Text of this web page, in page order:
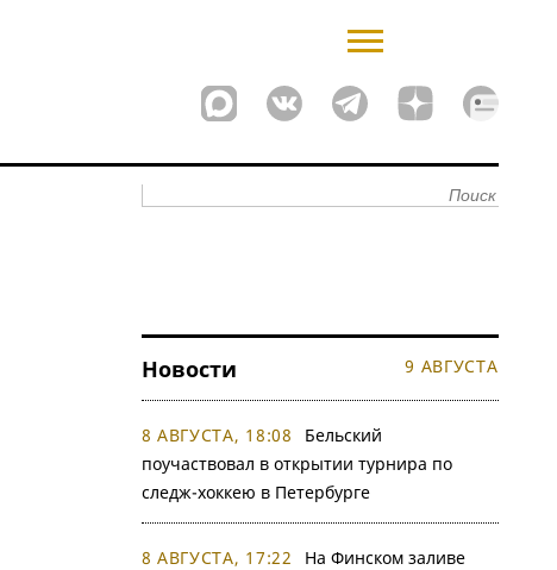
Новости 9 АВГУСТА
8 АВГУСТА, 18:08
Бельский
поучаствовал в открытии турнира по
следж-хоккею в Петербурге
8 АВГУСТА, 17:22
На Финском заливе